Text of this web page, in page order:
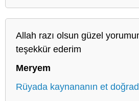
Allah razı olsun güzel
teşekkür ederim
Meryem
Rüyada kaynananın et